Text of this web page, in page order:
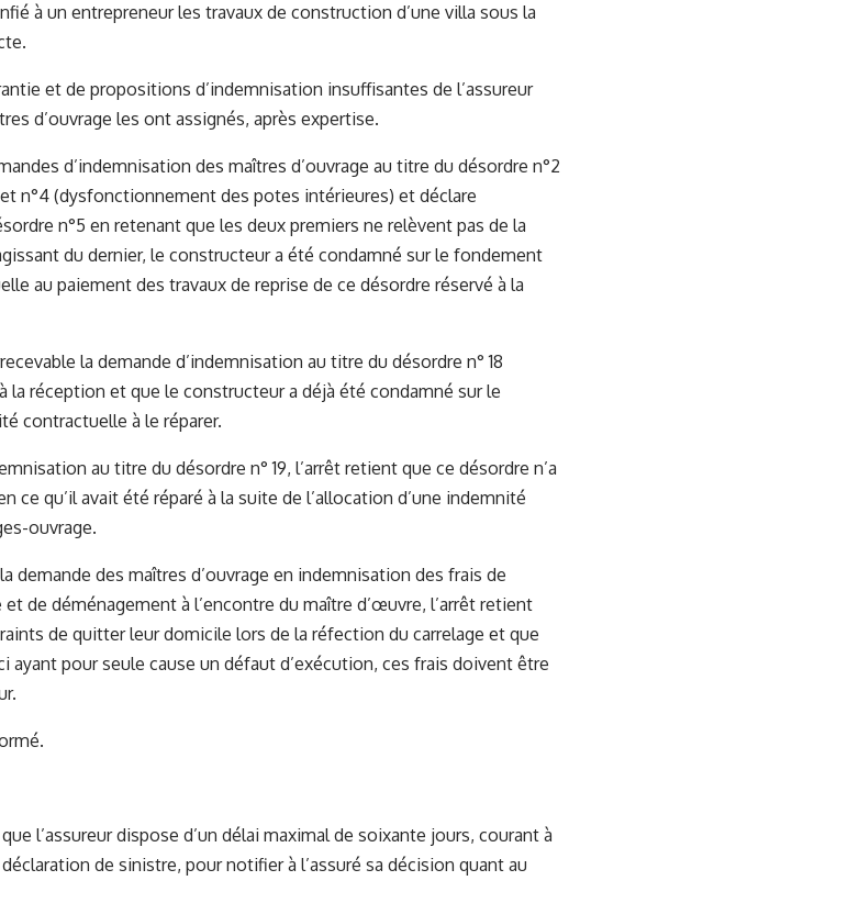
à un entrepreneur les travaux de construction d’une villa sous la
et de propositions d’indemnisation insuffisantes de l’assureur
d’ouvrage les ont assignés, après expertise.
d’indemnisation des maîtres d’ouvrage au titre du désordre n°2
n°4 (dysfonctionnement des potes intérieures) et déclare
n°5 en retenant que les deux premiers ne relèvent pas de la
du dernier, le constructeur a été condamné sur le fondement
au paiement des travaux de reprise de ce désordre réservé à la
la demande d’indemnisation au titre du désordre n° 18
la réception et que le constructeur a déjà été condamné sur le
contractuelle à le réparer.
au titre du désordre n° 19, l’arrêt retient que ce désordre n’a
ce qu’il avait été réparé à la suite de l’allocation d’une indemnité
ouvrage.
demande des maîtres d’ouvrage en indemnisation des frais de
de déménagement à l’encontre du maître d’œuvre, l’arrêt retient
de quitter leur domicile lors de la réfection du carrelage et que
ayant pour seule cause un défaut d’exécution, ces frais doivent être
l’assureur dispose d’un délai maximal de soixante jours, courant à
de sinistre, pour notifier à l’assuré sa décision quant au